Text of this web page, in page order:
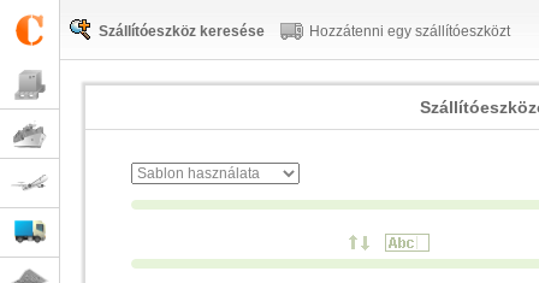
Szállítóeszköz keresése Hozzátenni egy szállítóeszközt